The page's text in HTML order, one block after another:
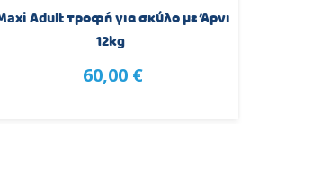
Adult τροφή για σκύλο με Άρνι
12kg
60,00 €